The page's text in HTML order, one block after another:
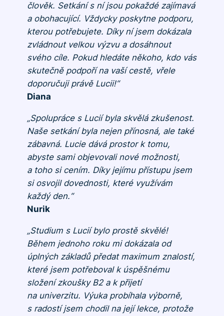
člověk. Setkání s ní jsou pokaždé zajímavá
a obohacující. Vždycky poskytne podporu,
kterou potřebujete. Díky ní jsem dokázala
zvládnout velkou výzvu a dosáhnout
svého cíle. Pokud hledáte někoho, kdo vás
skutečně podpoří na vaší cestě, vřele
doporučuji právě Lucii!“
Diana
„Spolupráce s Lucií byla skvělá zkušenost.
Naše setkání byla nejen přínosná, ale také
zábavná. Lucie dává prostor k tomu,
abyste sami objevovali nové možnosti,
a toho si cením. Díky jejímu přístupu jsem
si osvojil dovednosti, které využívám
každý den.“
Nurik
„Studium s Lucií bylo prostě skvělé!
Během jednoho roku mi dokázala od
úplných základů předat maximum znalostí,
které jsem potřeboval k úspěšnému
složení zkoušky B2 a k přijetí
na univerzitu. Výuka probíhala výborně,
s radostí jsem chodil na její lekce, protože